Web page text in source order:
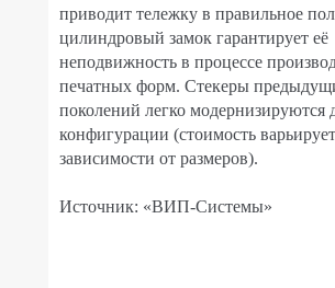
приводит тележку в правильное
цилиндровый замок гарантирует её
неподвижность в процессе
печатных форм. Стекеры
поколений легко модернизируются
конфигурации (стоимость
зависимости от размеров).
Источник: «ВИП-Системы»